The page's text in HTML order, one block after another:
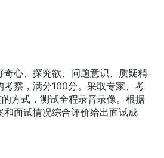
奇心、探究欲、问题意识、质疑精
考察，满分100分。采取专家、考
方式，测试全程录音录像。根据
和面试情况综合评价给出面试成